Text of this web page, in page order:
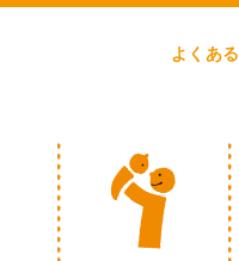
よくある